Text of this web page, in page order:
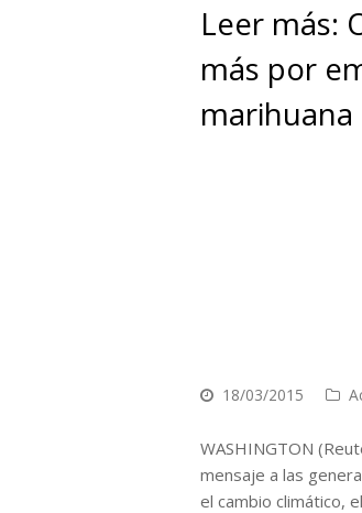
Leer más:
más por
marihuana
18/03/2015
WASHINGTON
mensaje a las
el cambio climático,